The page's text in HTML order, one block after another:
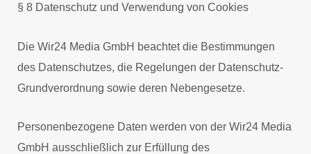
§ 8 Datenschutz und Verwendung von Cookies
Die Wir24 Media GmbH beachtet die Bestimmungen
des Datenschutzes, die Regelungen der Datenschutz-
Grundverordnung sowie deren Nebengesetze.
Personenbezogene Daten werden von der Wir24 Media
GmbH ausschließlich zur Erfüllung des